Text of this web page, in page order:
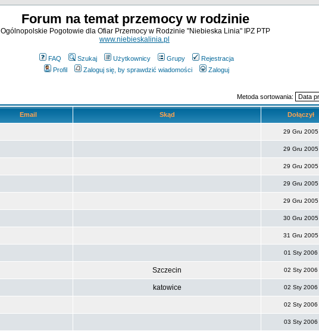
Forum na temat przemocy w rodzinie
Ogólnopolskie Pogotowie dla Ofiar Przemocy w Rodzinie "Niebieska Linia" IPZ PTP
www.niebieskalinia.pl
FAQ Szukaj Użytkownicy Grupy
Rejestracja
Profil
Zaloguj się, by sprawdzić wiadomości Zaloguj
Metoda sortowania:
Email Skąd Dołączył
29 Gru 2005
29 Gru 2005
29 Gru 2005
29 Gru 2005
29 Gru 2005
30 Gru 2005
31 Gru 2005
01 Sty 2006
Szczecin 02 Sty 2006
katowice 02 Sty 2006
02 Sty 2006
03 Sty 2006